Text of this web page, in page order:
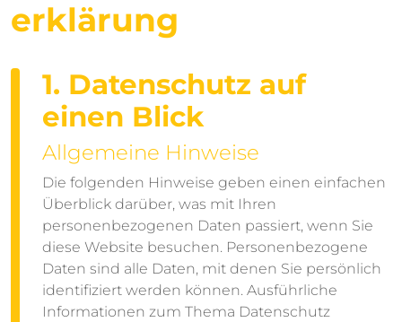
erklärung
1. Datenschutz auf
einen Blick
Allgemeine Hinweise
Die folgenden Hinweise geben einen einfachen
Überblick darüber, was mit Ihren
personenbezogenen Daten passiert, wenn Sie
diese Website besuchen. Personenbezogene
Daten sind alle Daten, mit denen Sie persönlich
identifiziert werden können. Ausführliche
Informationen zum Thema Datenschutz